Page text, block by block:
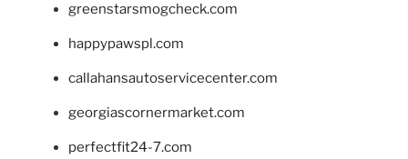
greenstarsmogcheck.com
happypawspl.com
callahansautoservicecenter.com
georgiascornermarket.com
perfectfit24-7.com